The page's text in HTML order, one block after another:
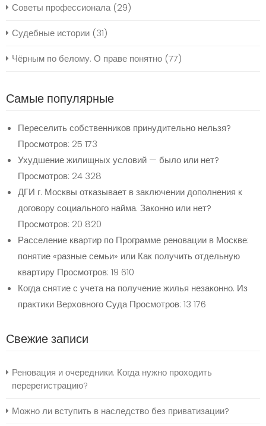
Советы профессионала(29)
Судебные истории (31)
Чёрным по белому. О праве понятно (77)
Самые популярные
Переселить собственников принудительно нельзя?
Просмотров: 25 173
Ухудшение жилищных условий — было или нет?
Просмотров: 24 328
ДГИ г. Москвы отказывает в заключении дополнения к
договору социального найма. Законно или нет?
Просмотров: 20 820
Расселение квартир по Программе реновации в Москве:
понятие «разные семьи» или Как получить отдельную
квартиру Просмотров: 19 610
Когда снятие с учета на получение жилья незаконно. Из
практики Верховного СудаПросмотров: 13 176
Свежие записи
Реновация и очередники. Когда нужно проходить
перерегистрацию?
Можно ли вступить в наследство без приватизации?